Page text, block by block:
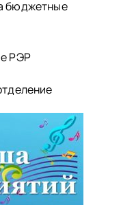
бюджетные
РЭР